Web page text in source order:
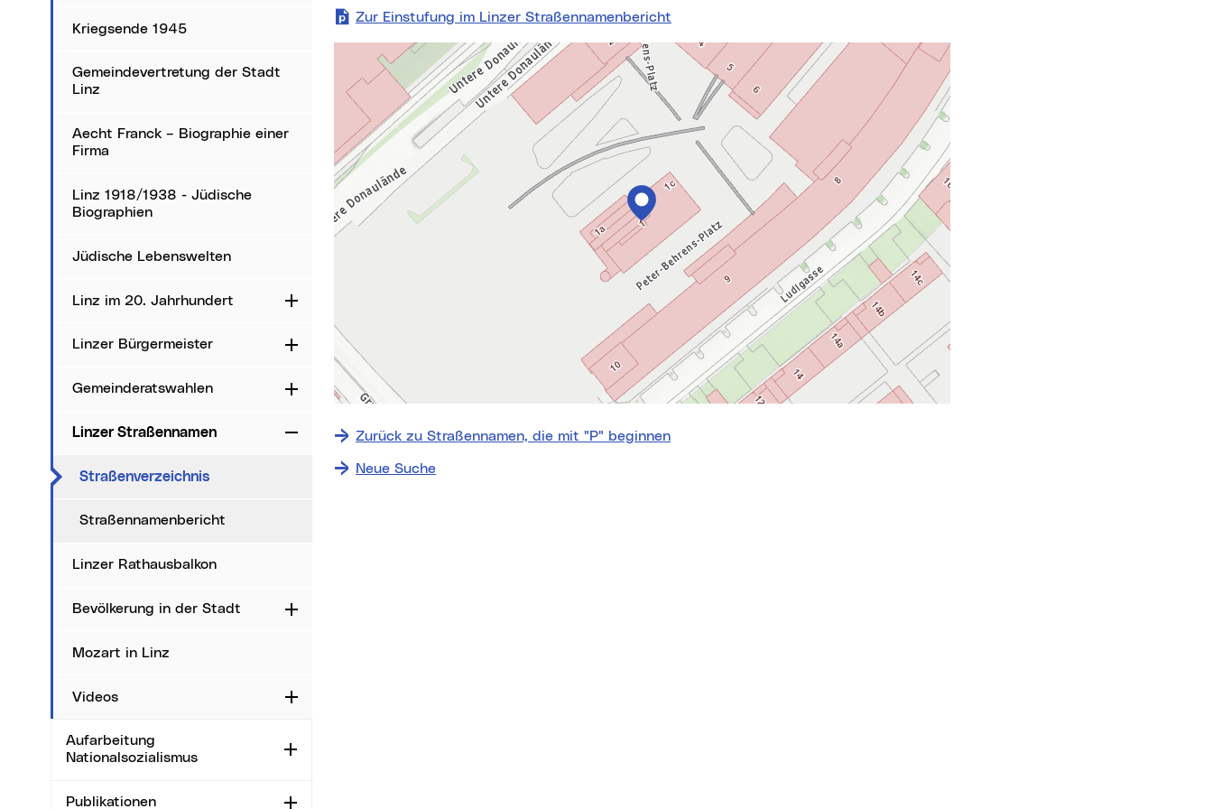
Kriegsende 1945
Gemeindevertretung der Stadt
Linz
Aecht Franck – Biographie einer
Firma
Linz 1918/1938 - Jüdische
Biographien
Jüdische Lebenswelten
Linz im 20. Jahrhundert Aufklappen
Linzer Bürgermeister Aufklappen
Gemeinderatswahlen Aufklappen
Linzer Straßennamen Zuklappen
Straßenverzeichnis(aktueller Menüpunkt)
Straßennamenbericht
Linzer Rathausbalkon
Bevölkerung in der Stadt Aufklappen
Mozart in Linz
Videos Aufklappen
Aufarbeitung
Nationalsozialismus
Aufklappen
Publikationen Aufklappen
Zur Einstufung im Linzer Straßennamenbericht
Karte überspringen
⇧
Zurück zu Straßennamen, die mit "P" beginnen
Neue Suche